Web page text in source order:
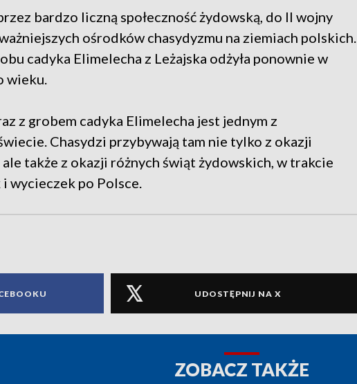
bardzo liczną społeczność żydowską, do II wojny
ośrodków chasydyzmu na ziemiach polskich.
cadyka Elimelecha z Leżajska odżyła ponownie w
wieku.
z grobem cadyka Elimelecha jest jednym z
Chasydzi przybywają tam nie tylko z okazji
także z okazji różnych świąt żydowskich, w trakcie
wycieczek po Polsce.
UDOSTĘPNIJ NA X
ZOBACZ TAKŻE